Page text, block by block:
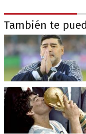
También te